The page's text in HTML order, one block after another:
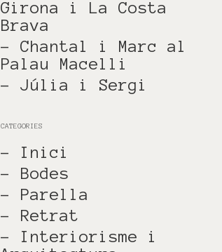
Girona i La Costa
Brava
- Chantal i Marc al
Palau Macelli
- Júlia i Sergi
CATEGORIES
- Inici
- Bodes
- Parella
- Retrat
- Interiorisme i